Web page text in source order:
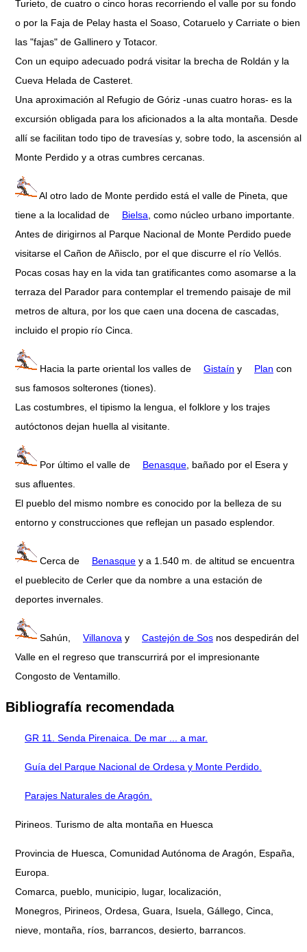
Turieto, de cuatro o cinco horas recorriendo el valle por su fondo
o por la Faja de Pelay hasta el Soaso, Cotaruelo y Carriate o bien
las "fajas" de Gallinero y Totacor.
Con un equipo adecuado podrá visitar la brecha de Roldán y la
Cueva Helada de Casteret.
Una aproximación al Refugio de Góriz -unas cuatro horas- es la
excursión obligada para los aficionados a la alta montaña. Desde
allí se facilitan todo tipo de travesías y, sobre todo, la ascensión al
Monte Perdido y a otras cumbres cercanas.
Al otro lado de Monte perdido está el valle de Pineta, que
tiene a la localidad de
Bielsa, como núcleo urbano importante.
Antes de dirigirnos al Parque Nacional de Monte Perdido puede
visitarse el Cañon de Añisclo, por el que discurre el río Vellós.
Pocas cosas hay en la vida tan gratificantes como asomarse a la
terraza del Parador para contemplar el tremendo paisaje de mil
metros de altura, por los que caen una docena de cascadas,
incluido el propio río Cinca.
Hacia la parte oriental los valles de Gistaín y Plan con
sus famosos solterones (tiones).
Las costumbres, el tipismo la lengua, el folklore y los trajes
autóctonos dejan huella al visitante.
Por último el valle de Benasque, bañado por el Esera y
sus afluentes.
El pueblo del mismo nombre es conocido por la belleza de su
entorno y construcciones que reflejan un pasado esplendor.
Cerca de Benasque y a 1.540 m. de altitud se encuentra
el pueblecito de Cerler que da nombre a una estación de
deportes invernales.
Sahún, Villanova y Castejón de Sos nos despedirán del
Valle en el regreso que transcurrirá por el impresionante
Congosto de Ventamillo.
Bibliografía recomendada
GR 11. Senda Pirenaica. De mar ... a mar.
Guía del Parque Nacional de Ordesa y Monte Perdido.
Parajes Naturales de Aragón.
Pirineos. Turismo de alta montaña en Huesca
Provincia de Huesca, Comunidad Autónoma de Aragón, España,
Europa.
Comarca, pueblo, municipio, lugar, localización,
Monegros, Pirineos, Ordesa, Guara, Isuela, Gállego, Cinca,
nieve, montaña, ríos, barrancos, desierto, barrancos.